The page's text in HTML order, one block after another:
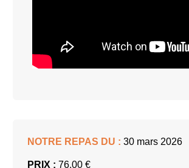
NOTRE REPAS DU : 30 mars 2026
PRIX : 76.00 €